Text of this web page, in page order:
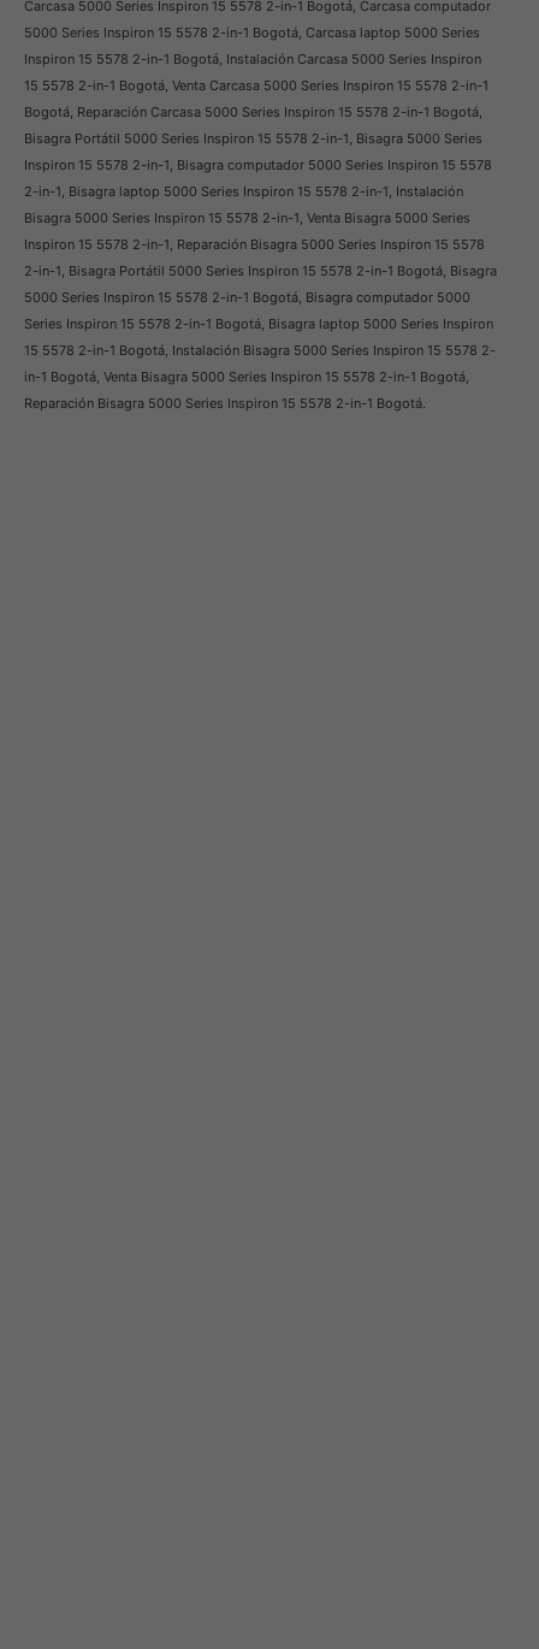
Carcasa 5000 Series Inspiron 15 5578 2-in-1 Bogotá, Carcasa computador
5000 Series Inspiron 15 5578 2-in-1 Bogotá, Carcasa laptop 5000 Series
Inspiron 15 5578 2-in-1 Bogotá, Instalación Carcasa 5000 Series Inspiron
15 5578 2-in-1 Bogotá, Venta Carcasa 5000 Series Inspiron 15 5578 2-in-1
Bogotá, Reparación Carcasa 5000 Series Inspiron 15 5578 2-in-1 Bogotá,
Bisagra Portátil 5000 Series Inspiron 15 5578 2-in-1, Bisagra 5000 Series
Inspiron 15 5578 2-in-1, Bisagra computador 5000 Series Inspiron 15 5578
2-in-1, Bisagra laptop 5000 Series Inspiron 15 5578 2-in-1, Instalación
Bisagra 5000 Series Inspiron 15 5578 2-in-1, Venta Bisagra 5000 Series
Inspiron 15 5578 2-in-1, Reparación Bisagra 5000 Series Inspiron 15 5578
2-in-1, Bisagra Portátil 5000 Series Inspiron 15 5578 2-in-1 Bogotá, Bisagra
5000 Series Inspiron 15 5578 2-in-1 Bogotá, Bisagra computador 5000
Series Inspiron 15 5578 2-in-1 Bogotá, Bisagra laptop 5000 Series Inspiron
15 5578 2-in-1 Bogotá, Instalación Bisagra 5000 Series Inspiron 15 5578 2-
in-1 Bogotá, Venta Bisagra 5000 Series Inspiron 15 5578 2-in-1 Bogotá,
Reparación Bisagra 5000 Series Inspiron 15 5578 2-in-1 Bogotá.